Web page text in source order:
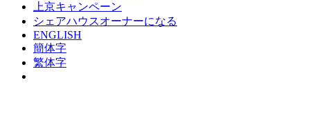
上京キャンペーン
シェアハウスオーナーになる
ENGLISH
簡体字
繁体字